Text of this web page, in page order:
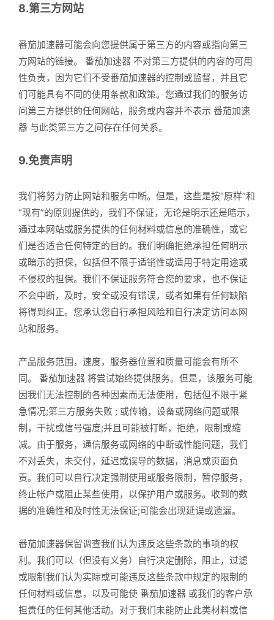
8.第三方网站
番茄加速器可能会向您提供属于第三方的内容或指向第三
方网站的链接。 番茄加速器 不对第三方提供的内容的可用
性负责，因为它们不受番茄加速器的控制或监督，并且它
们可能具有不同的使用条款和政策。您通过我们的服务访
问第三方提供的任何网站，服务或内容并不表示 番茄加速
器 与此类第三方之间存在任何关系。
9.免责声明
我们将努力防止网站和服务中断。但是，这些是按“原样”和
“现有”的原则提供的，我们不保证，无论是明示还是暗示，
通过本网站或服务提供的任何材料或信息的准确性，或它
们是否适合任何特定的目的。我们明确拒绝承担任何明示
或暗示的担保，包括但不限于适销性或适用于特定用途或
不侵权的担保。我们不保证服务符合您的要求，也不保证
不会中断，及时，安全或没有错误，或者如果有任何缺陷
将得到纠正。您承认您自行承担风险和自行决定访问本网
站和服务。
产品服务范围，速度，服务器位置和质量可能会有所不
同。 番茄加速器 将尝试始终提供服务。但是，该服务可能
因我们无法控制的各种因素而无法使用，包括但不限于紧
急情况;第三方服务失败 ; 或传输，设备或网络问题或限
制，干扰或信号强度;并且可能被打断，拒绝，限制或缩
减。由于服务，通信服务或网络的中断或性能问题，我们
不对丢失，未交付，延迟或误导的数据，消息或页面负
责。我们可以自行决定强制使用或服务限制，暂停服务，
终止帐户或阻止某些使用，以保护用户或服务。收到的数
据的准确性和及时性无法保证;可能会出现延误或遗漏。
番茄加速器保留调查我们认为违反这些条款的事项的权
利。我们可以（但没有义务）自行决定删除，阻止，过滤
或限制我们认为实际或可能违反这些条款中规定的限制的
任何材料或信息，以及可能使 番茄加速器 或我们的客户承
担责任的任何其他活动。对于我们未能防止此类材料或信